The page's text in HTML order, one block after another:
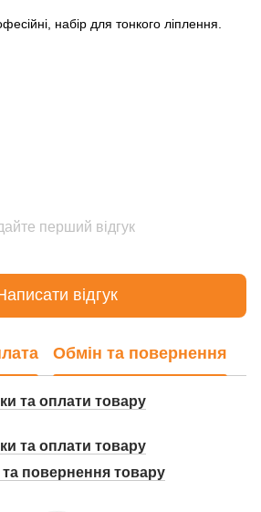
набір для тонкого ліплення.
перший відгук
відгук
Обмін та повернення
та оплати товару
та оплати товару
та повернення товару